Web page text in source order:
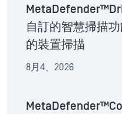
自訂的智慧掃描
的裝置掃描
8月4、2026